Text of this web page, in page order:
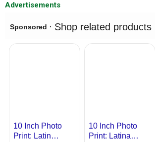
Advertisements